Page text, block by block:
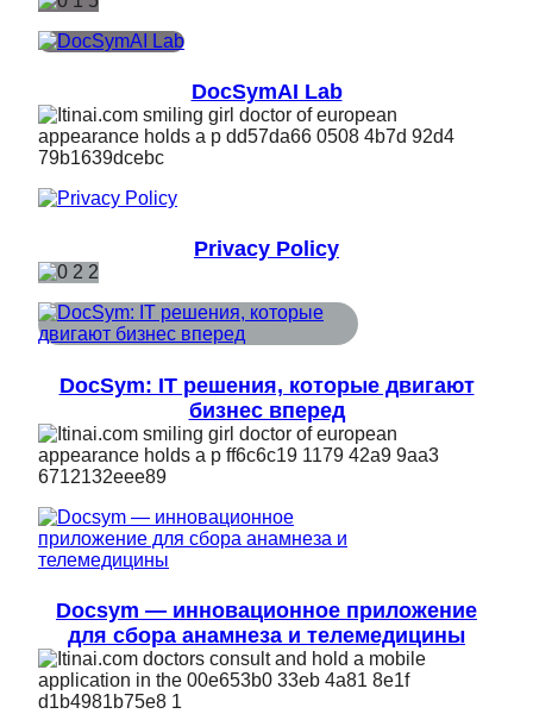
DocSymAI Lab
Privacy Policy
DocSym: IT решения, которые двигают
бизнес вперед
Docsym — инновационное приложение
для сбора анамнеза и телемедицины